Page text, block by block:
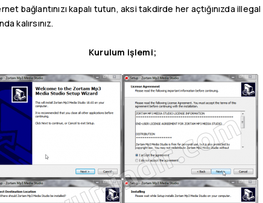
bağlantınızı kapalı tutun, aksi takdirde her açtığınızda illegal
kalırsınız.
Kurulum işlemi;